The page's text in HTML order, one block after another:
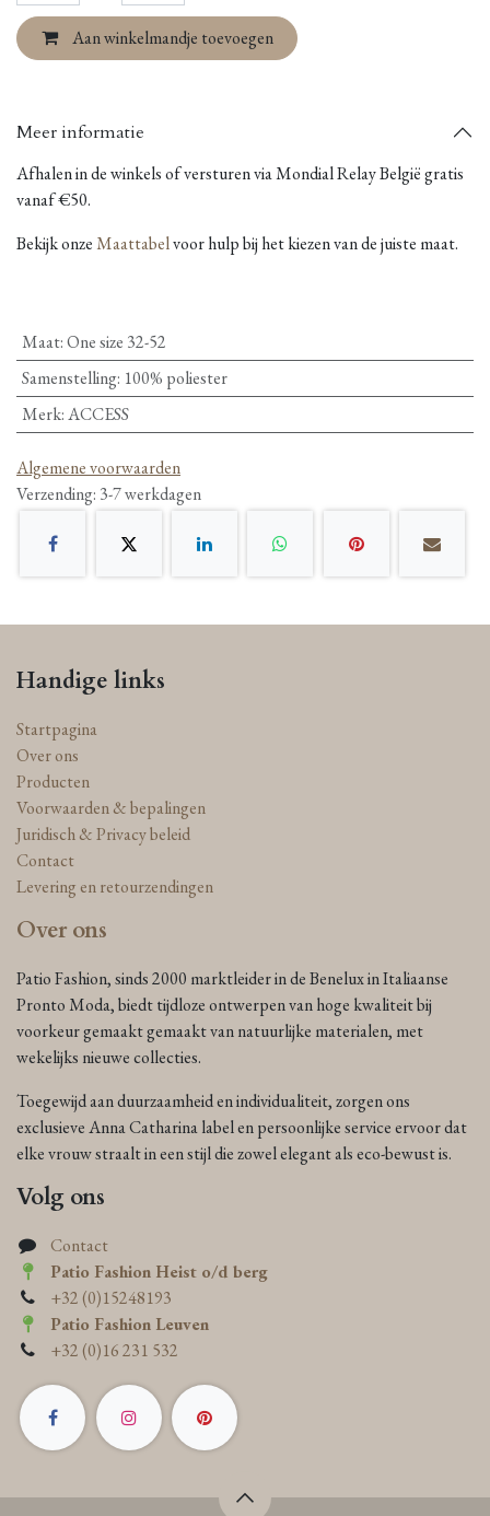
Aan winkelmandje toevoegen
Meer informatie
Afhalen in de winkels of versturen via Mondial Relay België gratis
vanaf €50.
Bekijk onzeMaattabelvoor hulp bij het kiezen van de juiste maat.
Maat:One size 32-52
Samenstelling: 100% poliester
Merk:ACCESS
Algemene voorwaarden
Verzending: 3-7 werkdagen
Handige links
Startpagina
Over ons
Producten
Voorwaarden & bepalingen
Juridisch & Privacy beleid
Contact
Levering en retourzendingen
Over ons
Patio Fashion, sinds 2000 marktleider in de Benelux in Italiaanse
Pronto Moda, biedt tijdloze ontwerpen van hoge kwaliteit bij
voorkeur gemaakt gemaakt van natuurlijke materialen, met
wekelijks nieuwe collecties.
Toegewijd aan duurzaamheid en individualiteit, zorgen ons
exclusieve Anna Catharina label en persoonlijke service ervoor dat
elke vrouw straalt in een stijl die zowel elegant als eco-bewust is.
Volg ons
Contact
Patio Fashion Heist o/d berg
+32 (0)15248193
Patio Fashion Leuven
+32 (0)16 231 532